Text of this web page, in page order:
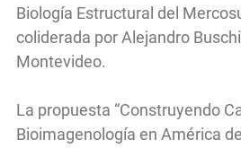
Biología Estructural del
coliderada por Alejandro
Montevideo.
La propuesta “Construyendo
Bioimagenología en América